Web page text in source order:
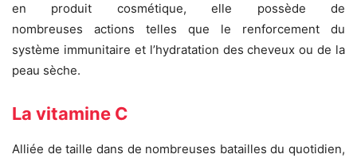
en produit cosmétique, elle possède de
nombreuses actions telles que le renforcement du
système immunitaire et l’hydratation des cheveux ou de la
peau sèche.
La vitamine C
Alliée de taille dans de nombreuses batailles du quotidien,